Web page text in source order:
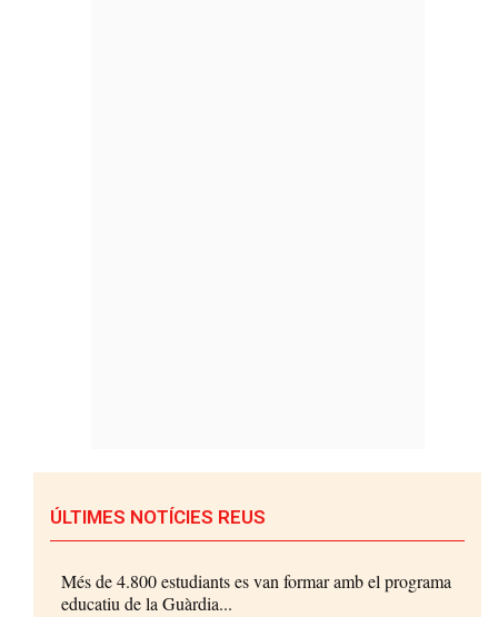
ÚLTIMES NOTÍCIES REUS
Més de 4.800 estudiants es van formar amb el programa
educatiu de la Guàrdia...